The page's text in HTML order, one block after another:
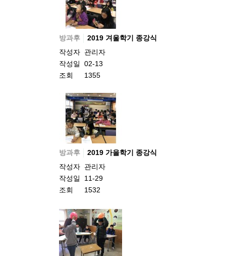
방과후
2019 겨울학기 종강식
작성자 관리자
작성일
02-13
조회
1355
방과후
2019 가을학기 종강식
작성자 관리자
작성일
11-29
조회
1532